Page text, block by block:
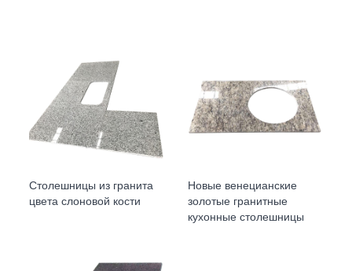
Столешницы из гранита
цвета слоновой кости
Новые венецианские
золотые гранитные
кухонные столешницы